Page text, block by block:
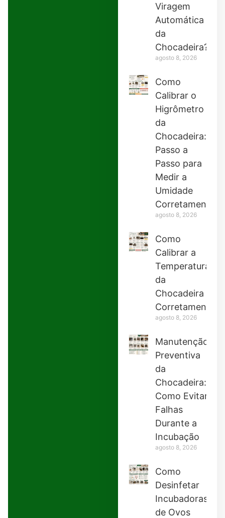
Viragem
Automática
da
Chocadeira?
agosto 8, 2026
Como
Calibrar o
Higrômetro
da
Chocadeira:
Passo a
Passo para
Medir a
Umidade
Corretamente
agosto 8, 2026
Como
Calibrar a
Temperatura
da
Chocadeira
Corretamente
agosto 8, 2026
Manutenção
Preventiva
da
Chocadeira:
Como Evitar
Falhas
Durante a
Incubação
agosto 8, 2026
Como
Desinfetar
Incubadoras
de Ovos